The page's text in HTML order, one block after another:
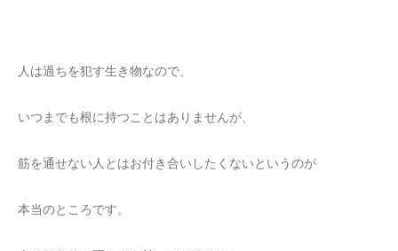
人は過ちを犯す生き物なので、
いつまでも根に持つことはありませんが、
筋を通せない人とはお付き合いしたくないというのが
本当のところです。